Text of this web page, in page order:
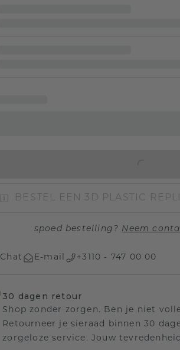
BESTEL EEN 3D PLASTIC
spoed bestelling? Neem
Chat E-mail +3110 - 747 00 00
30 dagen retour
Shop zonder zorgen. Ben je niet
Retourneer je sieraad binnen 30
zorgeloze service. Jouw